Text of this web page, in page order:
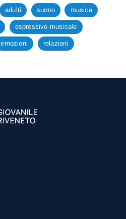
adulti suono musica
espressivo-musicale
emozioni relazioni